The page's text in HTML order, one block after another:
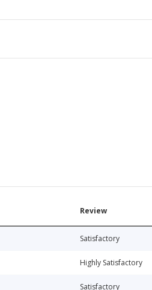
Review
Satisfactory
Highly Satisfactory
Satisfactory